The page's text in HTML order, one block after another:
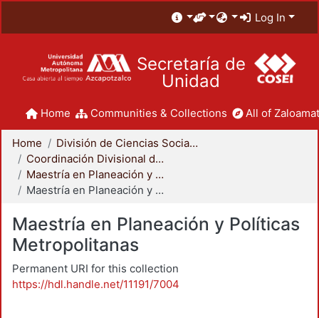
Log In
Secretaría de
Unidad
Home Communities & Collections All of
Home
División de Ciencias Sociales y Humanidades
Coordinación Divisional de Posgrado
Maestría en Planeación y Políticas Metropolitanas
Maestría en Planeación y Políticas Metropolitanas
Maestría en Planeación y Políticas
Metropolitanas
Permanent URI for this collection
https://hdl.handle.net/11191/7004